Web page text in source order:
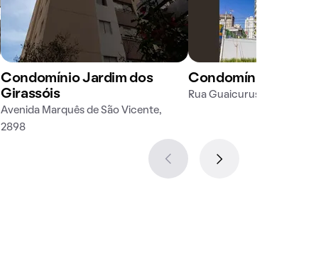
Condomínio Jardim dos
Girassóis
Avenida Marquês de São Vicente,
2898
Condomínio La
Rua Guaicurus, 1285